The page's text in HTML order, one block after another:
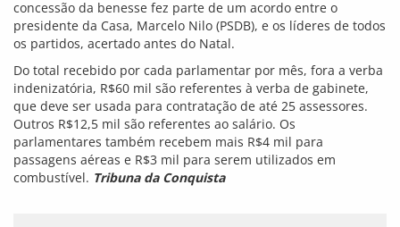
@blogdoanderson
No próximo domingo, às 15 horas, o time de Juniores do
Vitória da Conquista disputará uma partida amistosa na
cidade de Belo Campo contra a seleção local.
O time alviverde tem à frente o treinador Guilhermino Lima,
que busca com esta partida definir o seu time titular para a
disputa do campeonato estadual. O alviverde chegou à fase
semifinal do Campeonato Baiano da categoria e pretende, em
2010, buscar uma vaga na Copa São Paulo de Futebol Junior.